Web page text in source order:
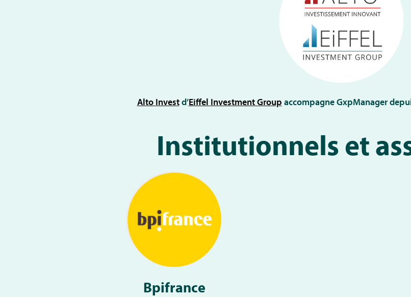
Alto Investd’Eiffel Investment Group accompagne GxpManager
Institutionnels et
Bpifrance